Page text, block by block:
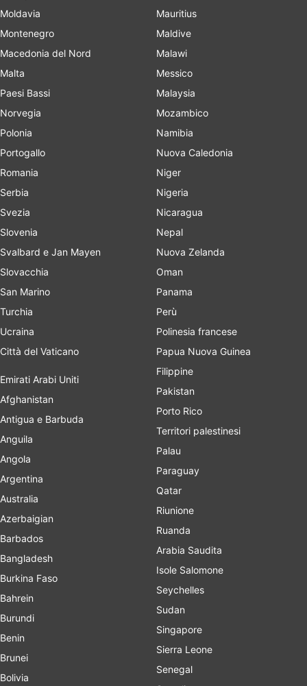
Moldavia
Montenegro
Macedonia del Nord
Malta
Paesi Bassi
Norvegia
Polonia
Portogallo
Romania
Serbia
Svezia
Slovenia
Svalbard e Jan Mayen
Slovacchia
San Marino
Turchia
Ucraina
Città del Vaticano
Emirati Arabi Uniti
Afghanistan
Antigua e Barbuda
Anguila
Angola
Argentina
Australia
Azerbaigian
Barbados
Bangladesh
Burkina Faso
Bahrein
Burundi
Benin
Brunei
Bolivia
Mauritius
Maldive
Malawi
Messico
Malaysia
Mozambico
Namibia
Nuova Caledonia
Niger
Nigeria
Nicaragua
Nepal
Nuova Zelanda
Oman
Panama
Perù
Polinesia francese
Papua Nuova Guinea
Filippine
Pakistan
Porto Rico
Territori palestinesi
Palau
Paraguay
Qatar
Riunione
Ruanda
Arabia Saudita
Isole Salomone
Seychelles
Sudan
Singapore
Sierra Leone
Senegal